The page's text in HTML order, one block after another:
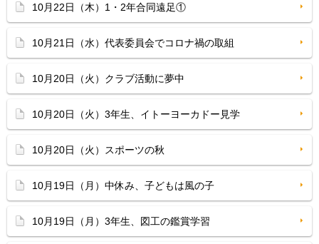
10月22日（木）1・2年合同遠足①
10月21日（水）代表委員会でコロナ禍の取組
10月20日（火）クラブ活動に夢中
10月20日（火）3年生、イトーヨーカドー見学
10月20日（火）スポーツの秋
10月19日（月）中休み、子どもは風の子
10月19日（月）3年生、図工の鑑賞学習